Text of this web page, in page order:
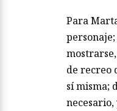
Para
de recreo
sí misma;